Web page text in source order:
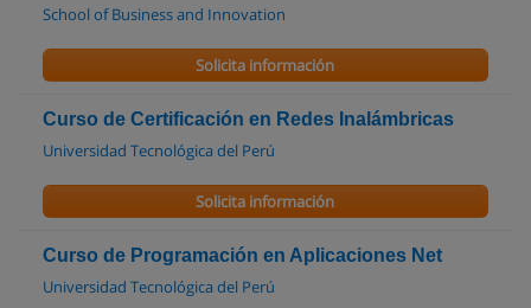
School of Business and Innovation
Solicita información
Curso de Certificación en Redes Inalámbricas
Universidad Tecnológica del Perú
Solicita información
Curso de Programación en Aplicaciones Net
Universidad Tecnológica del Perú